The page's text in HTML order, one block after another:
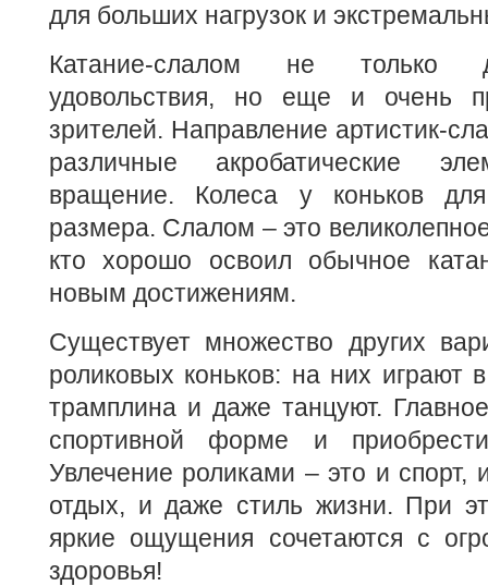
для больших нагрузок и
Катание-слалом не только
удовольствия, но еще и очень
зрителей. Направление артистик-
различные акробатические
вращение. Колеса у коньков
размера. Слалом – это
кто хорошо освоил обычное
новым достижениям.
Существует множество других
роликовых коньков: на них играют
трамплина и даже танцуют.
спортивной форме и
Увлечение роликами – это и спорт,
отдых, и даже стиль жизни. При
яркие ощущения сочетаются с
здоровья!